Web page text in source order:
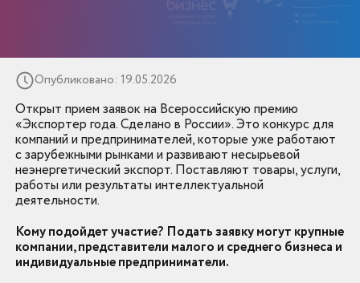
Опубликовано: 19.05.2026
Открыт прием заявок на Всероссийскую премию
«Экспортер года. Сделано в России». Это конкурс для
компаний и предпринимателей, которые уже работают
с зарубежными рынками и развивают несырьевой
неэнергетический экспорт. Поставляют товары, услуги,
работы или результаты интеллектуальной
деятельности.
Кому подойдет участие? Подать заявку могут крупные
компании, представители малого и среднего бизнеса и
индивидуальные предприниматели.